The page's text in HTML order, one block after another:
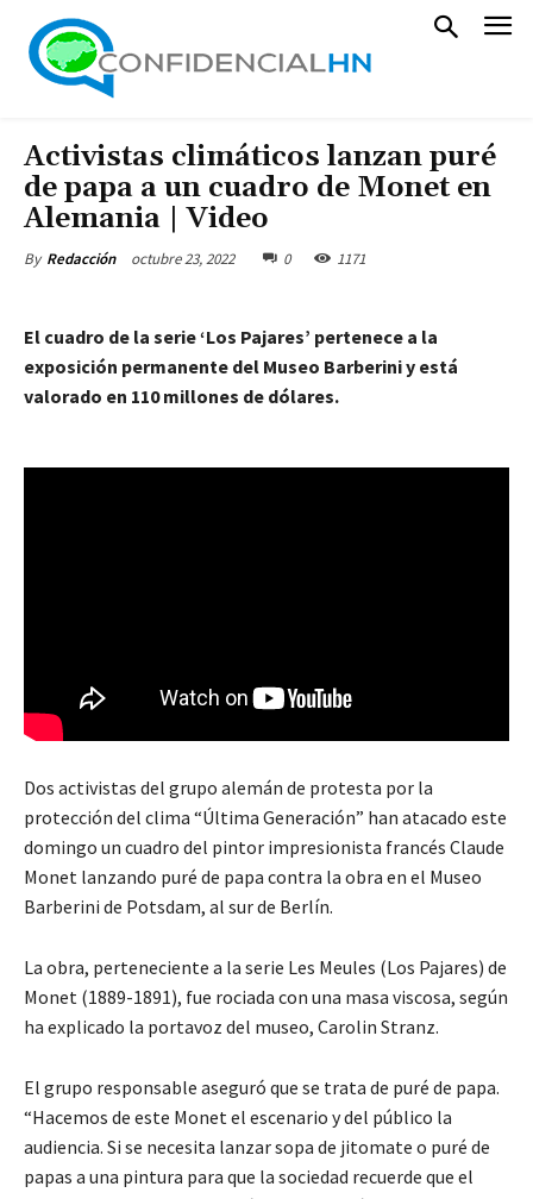
Activistas climáticos lanzan puré
de papa a un cuadro de Monet en
Alemania | Video
By Redacción octubre 23, 2022 0 1171
El cuadro de la serie ‘Los Pajares’ pertenece a la
exposición permanente del Museo Barberini y está
valorado en 110 millones de dólares.
Dos activistas del grupo alemán de protesta por la
protección del clima “Última Generación” han atacado este
domingo un cuadro del pintor impresionista francés Claude
Monet lanzando puré de papa contra la obra en el Museo
Barberini de Potsdam, al sur de Berlín.
La obra, perteneciente a la serie Les Meules (Los Pajares) de
Monet (1889-1891), fue rociada con una masa viscosa, según
ha explicado la portavoz del museo, Carolin Stranz.
El grupo responsable aseguró que se trata de puré de papa.
“Hacemos de este Monet el escenario y del público la
audiencia. Si se necesita lanzar sopa de jitomate o puré de
papas a una pintura para que la sociedad recuerde que el